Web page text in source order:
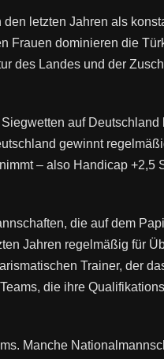
letzten Jahren als
Frauen dominieren die
des Landes und der
auf
gewinnt
– also Handicap +2,5
die auf dem
Jahren regelmäßig für
Trainer, der
die ihre
Manche